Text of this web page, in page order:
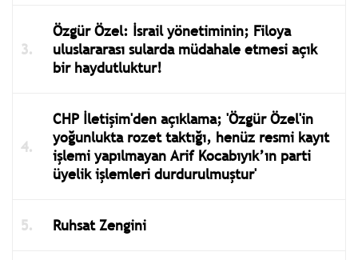
Özgür Özel: İsrail yönetiminin; Filoya
uluslararası sularda müdahale etmesi açık
bir haydutluktur!
CHP İletişim'den açıklama; 'Özgür Özel'in
yoğunlukta rozet taktığı, henüz resmi kayıt
işlemi yapılmayan Arif Kocabıyık’ın parti
üyelik işlemleri durdurulmuştur'
Ruhsat Zengini